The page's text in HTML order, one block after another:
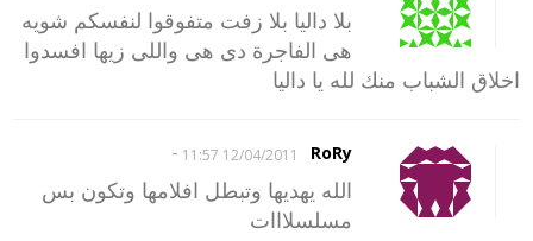
بلا داليا بلا زفت متفوقوا لنفسكم شويه
هى الفاجرة دى هى واللى زيها افسدوا
اخلاق الشباب منك لله يا داليا
RoRy
12/04/2011 11:57
-
الله يهديها وتبطل افلامها وتكون بس
مسلسلااات